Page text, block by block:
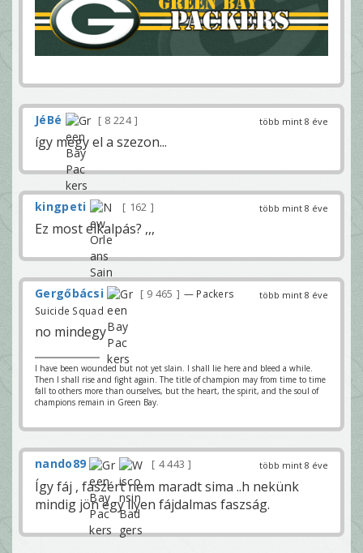
több mint 8 éve
JéBé 8 224
így megy el a szezon...
több mint 8 éve
kingpeti 162
Ez most elkalpás? ,,,
több mint 8 éve
Gergőbácsi 9 465
— Packers
Suicide Squad
no mindegy
I have been wounded but not yet slain. I shall lie here and bleed a while.
Then I shall rise and fight again. The title of champion may from time to time
fall to others more than ourselves, but the heart, the spirit, and the soul of
champions remain in Green Bay.
több mint 8 éve
nando89 4 443
Így fáj , faszért nem maradt sima ..h nekünk
mindig jön egy ilyen fájdalmas faszság.